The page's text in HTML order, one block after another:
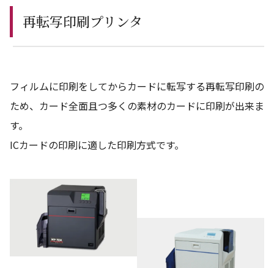
再転写印刷プリンタ
フィルムに印刷をしてからカードに転写する再転写印刷の
ため、カード全面且つ多くの素材のカードに印刷が出来ま
す。
ICカードの印刷に適した印刷方式です。